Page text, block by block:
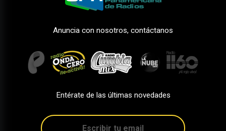
Anuncia con nosotros, contáctanos
Entérate de las últimas novedades